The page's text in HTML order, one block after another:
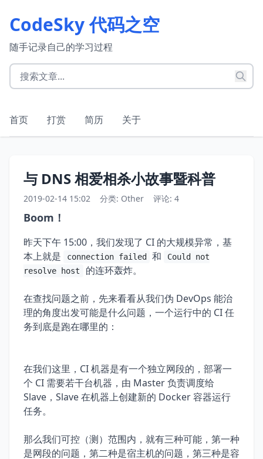
CodeSky 代码之空
随手记录自己的学习过程
首页 打赏 简历 关于
与 DNS 相爱相杀小故事暨科普
2019-02-14 15:02 分类: Other 评论: 4
Boom！
昨天下午 15:00，我们发现了 CI 的大规模异常，基
本上就是
connection failed 和
Could not
resolve host
的连环轰炸。
在查找问题之前，先来看看从我们伪 DevOps 能治
理的角度出发可能是什么问题，一个运行中的 CI 任
务到底是跑在哪里的：
在我们这里，CI 机器是有一个独立网段的，部署一
个 CI 需要若干台机器，由 Master 负责调度给
Slave，Slave 在机器上创建新的 Docker 容器运行
任务。
那么我们可控（测）范围内，就有三种可能，第一种
是网段的问题，第二种是宿主机的问题，第三种是容